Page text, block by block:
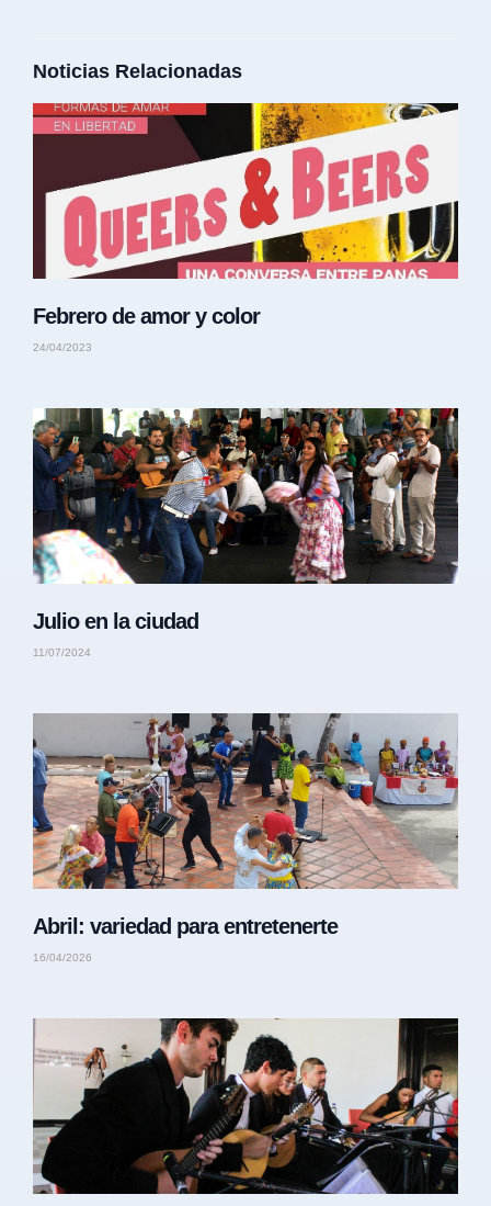
Noticias Relacionadas
Febrero de amor y color
24/04/2023
Julio en la ciudad
11/07/2024
Abril: variedad para entretenerte
16/04/2026